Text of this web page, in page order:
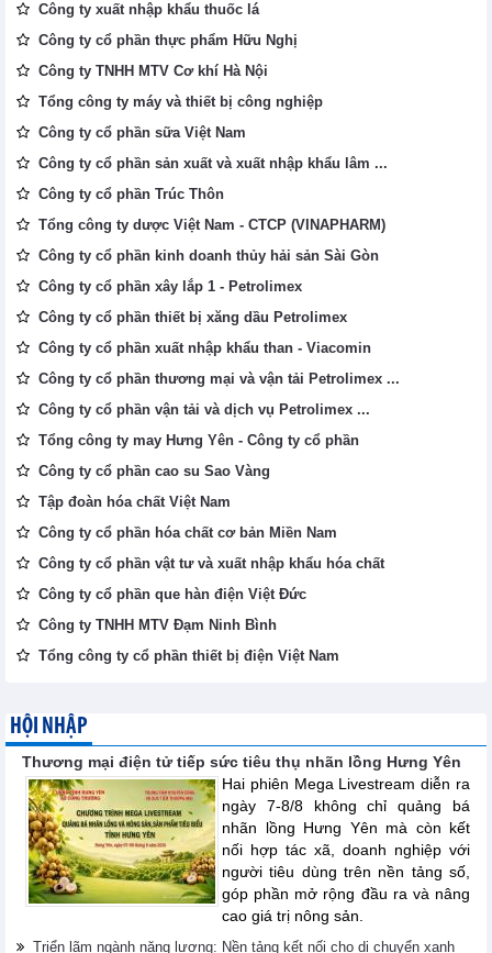
Công ty xuất nhập khẩu thuốc lá
Công ty cổ phần thực phẩm Hữu Nghị
Công ty TNHH MTV Cơ khí Hà Nội
Tổng công ty máy và thiết bị công nghiệp
Công ty cổ phần sữa Việt Nam
Công ty cổ phần sản xuất và xuất nhập khẩu lâm ...
Công ty cổ phần Trúc Thôn
Tổng công ty dược Việt Nam - CTCP (VINAPHARM)
Công ty cổ phần kinh doanh thủy hải sản Sài Gòn
Công ty cổ phần xây lắp 1 - Petrolimex
Công ty cổ phần thiết bị xăng dầu Petrolimex
Công ty cổ phần xuất nhập khẩu than - Viacomin
Công ty cổ phần thương mại và vận tải Petrolimex ...
Công ty cổ phần vận tải và dịch vụ Petrolimex ...
Tổng công ty may Hưng Yên - Công ty cổ phần
Công ty cổ phần cao su Sao Vàng
Tập đoàn hóa chất Việt Nam
Công ty cổ phần hóa chất cơ bản Miền Nam
Công ty cổ phần vật tư và xuất nhập khẩu hóa chất
Công ty cổ phần que hàn điện Việt Đức
Công ty TNHH MTV Đạm Ninh Bình
Tổng công ty cổ phần thiết bị điện Việt Nam
HỘI NHẬP
Thương mại điện tử tiếp sức tiêu thụ nhãn lồng Hưng Yên
Hai phiên Mega Livestream diễn ra
ngày 7-8/8 không chỉ quảng bá
nhãn lồng Hưng Yên mà còn kết
nối hợp tác xã, doanh nghiệp với
người tiêu dùng trên nền tảng số,
góp phần mở rộng đầu ra và nâng
cao giá trị nông sản.
Triển lãm ngành năng lượng: Nền tảng kết nối cho di chuyển xanh